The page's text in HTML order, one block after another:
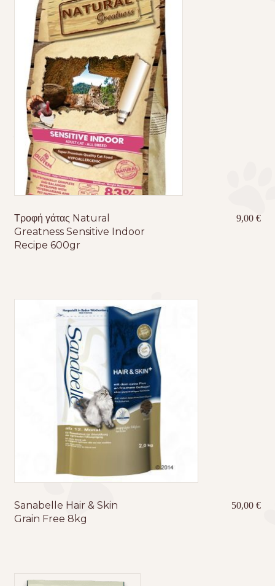
Τροφή γάτας Natural
Greatness Sensitive Indoor
Recipe 600gr
9,00€
Sanabelle Hair & Skin
Grain Free 8kg
50,00€